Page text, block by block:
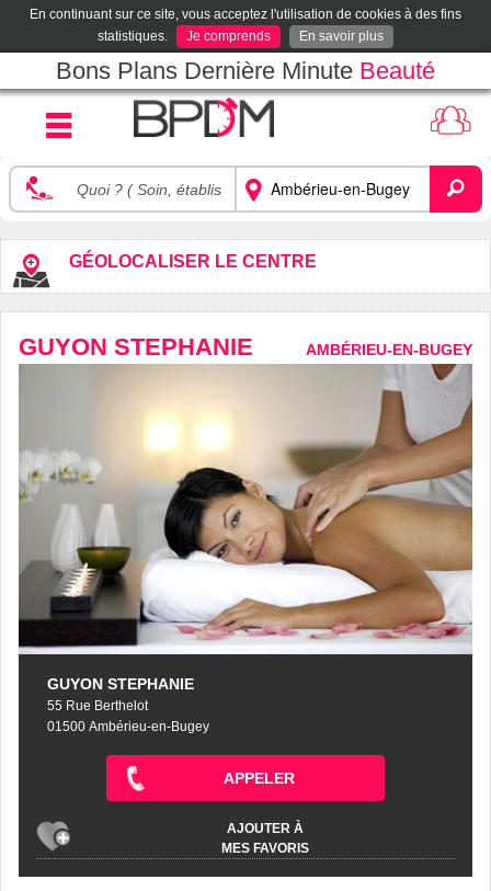
En continuant sur ce site, vous acceptez l'utilisation de cookies à des fins
statistiques.
Je comprends En savoir plus
Bons Plans Dernière Minute Beauté
GÉOLOCALISER LE CENTRE
GUYON STEPHANIE AMBÉRIEU-EN-BUGEY
GUYON STEPHANIE
55 Rue Berthelot
01500 Ambérieu-en-Bugey
APPELER
AJOUTER À
MES FAVORIS